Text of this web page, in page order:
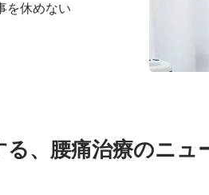
を休めない
、腰痛治療のニュ